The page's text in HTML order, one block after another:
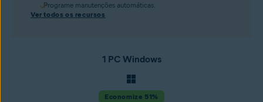
Programe manutenções automáticas.
Ver todos os recursos
1 PC Windows
Economize 51%